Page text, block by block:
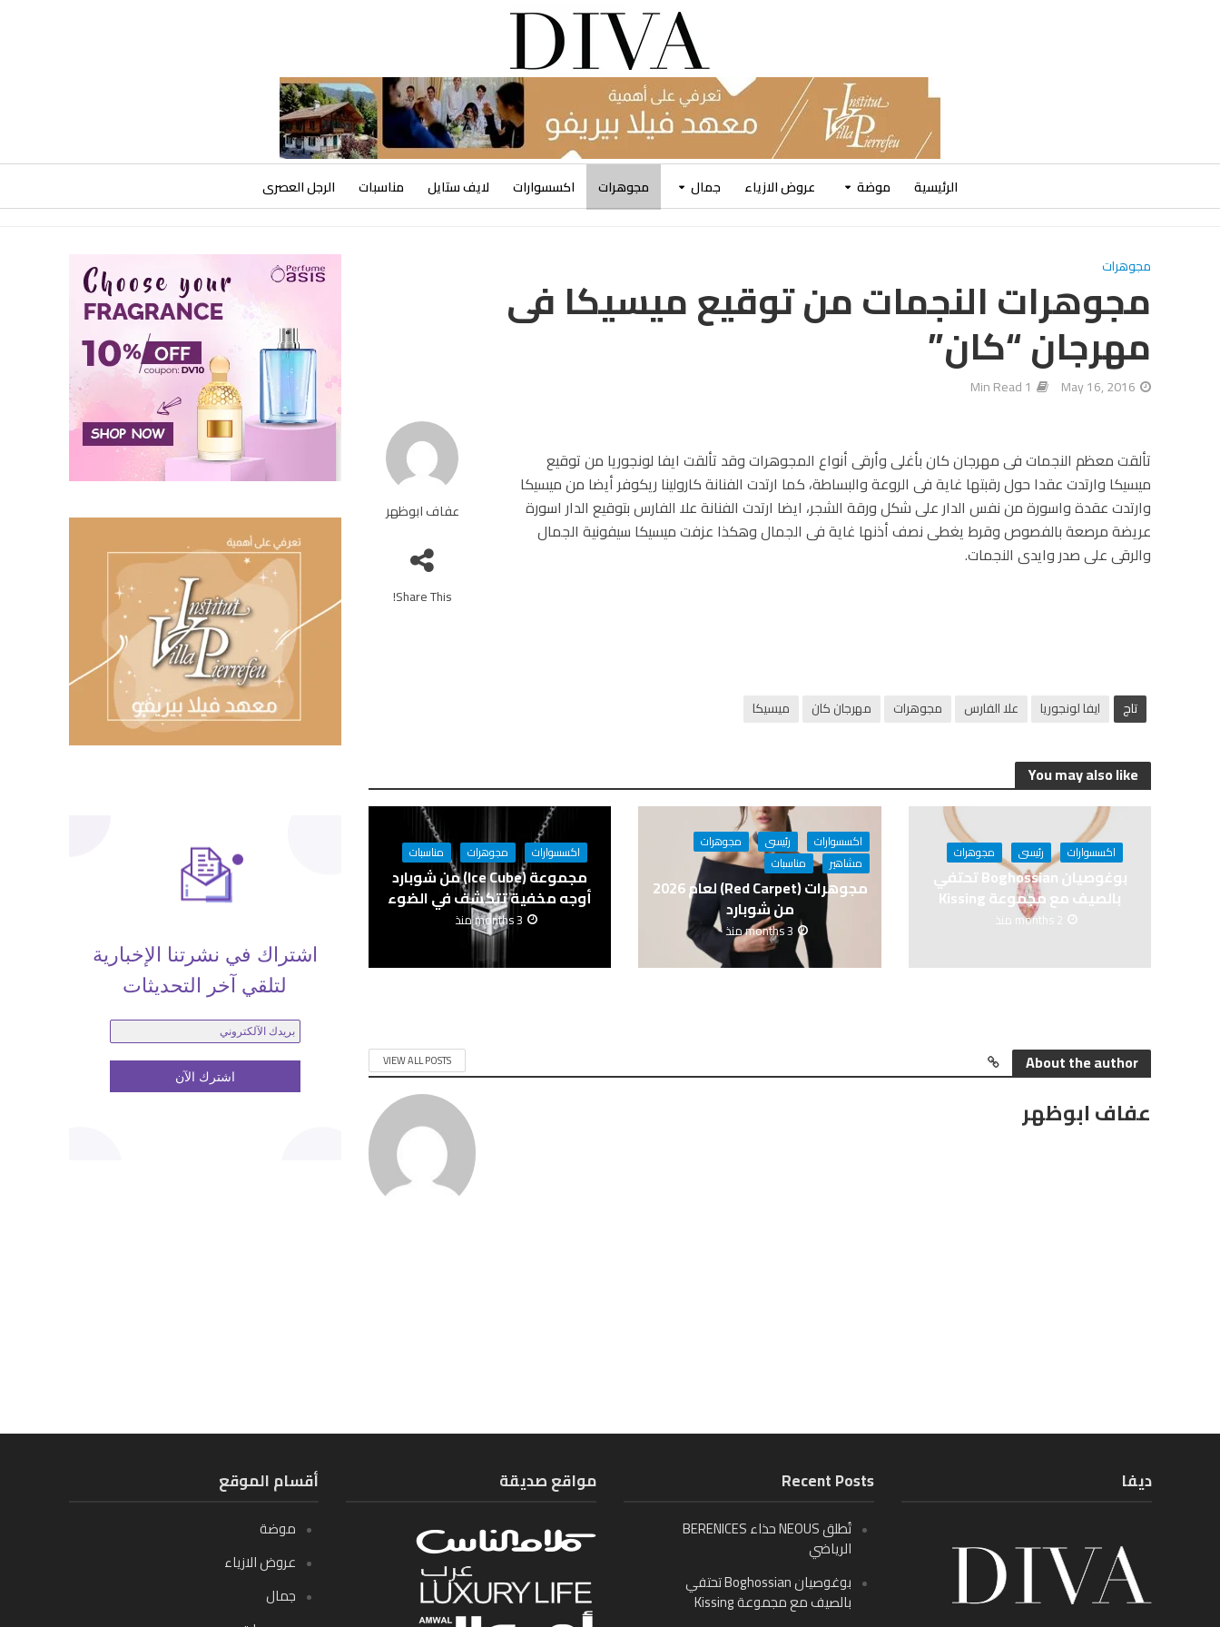
الرئيسية موضة عروض الازياء جمال مجوهرات اكسسوارات لايف ستايل مناسبات الرجل العصرى
اشتراك في نشرتنا الإخبارية
لتلقي آخر التحديثات
مجوهرات
مجوهرات النجمات من توقيع ميسيكا فى
مهرجان “كان”
May 16, 2016
1 Min Read
عفاف ابوظهر
Share This!
تألقت معظم النجمات فى مهرجان كان بأغلى وأرقى أنواع المجوهرات وقد تألقت ايفا لونجوريا من توقيع
ميسيكا وارتدت عقدا حول رقبتها غاية فى الروعة والبساطة، كما ارتدت الفنانة كارولينا ريكوفر أيضا من ميسيكا
وارتدت عقدة واسورة من نفس الدار على شكل ورقة الشجر، ايضا ارتدت الفنانة علا الفارس بتوقيع الدار اسورة
عريضة مرصعة بالفصوص وقرط يغطى نصف أذنها غاية فى الجمال وهكذا عزفت ميسيكا سيفونية الجمال
والرقى على صدر وايدى النجمات.
تاج ايفا لونجوريا علا الفارس مجوهرات مهرجان كان ميسيكا
You may also like
اكسسوارات رئيسى مجوهرات
بوغوصيان Boghossian تحتفي
بالصيف مع مجموعة Kissing
2 months منذ
اكسسوارات رئيسى
مجوهرات
مشاهير
مناسبات
مجوهرات (Red Carpet) لعام 2026
من شوبارد
3 months منذ
اكسسوارات مجوهرات مناسبات
مجموعة (Ice Cube) من شوبارد
أوجه مخفية تتكشف في الضوء
3 months منذ
About the author
VIEW ALL POSTS
عفاف ابوظهر
أقسام الموقع
موضة
عروض الازياء
جمال
مواقع صديقة Recent Posts
تُطلق NEOUS حذاء BERENICES
الرياضي
بوغوصيان Boghossian تحتفي
بالصيف مع مجموعة Kissing
ديفا